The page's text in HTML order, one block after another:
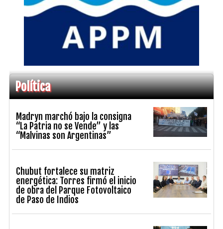
Política
Madryn marchó bajo la consigna
“La Patria no se Vende” y las
“Malvinas son Argentinas”
Chubut fortalece su matriz
energética: Torres firmó el inicio
de obra del Parque Fotovoltaico
de Paso de Indios